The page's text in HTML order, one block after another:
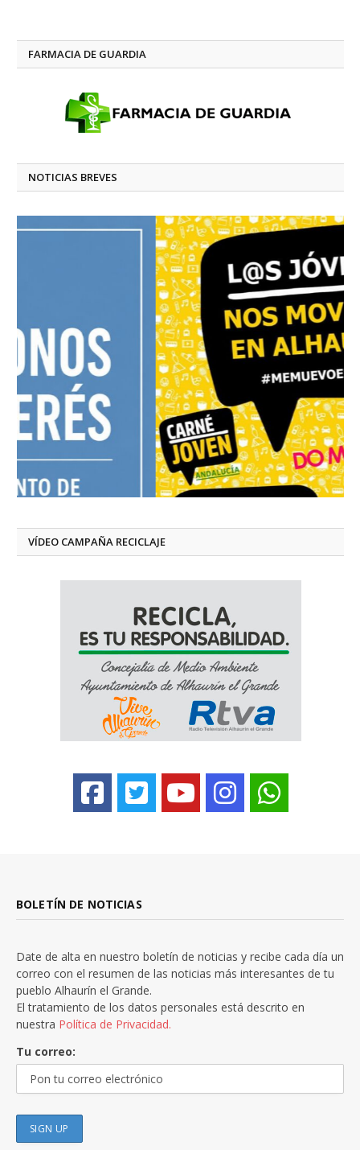
FARMACIA DE GUARDIA
NOTICIAS BREVES
VÍDEO CAMPAÑA RECICLAJE
BOLETÍN DE NOTICIAS
Date de alta en nuestro boletín de noticias y recibe cada día un
correo con el resumen de las noticias más interesantes de tu
pueblo Alhaurín el Grande.
El tratamiento de los datos personales está descrito en
nuestra Política de Privacidad.
Tu correo: